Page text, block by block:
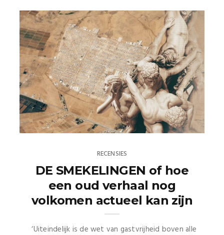
RECENSIES
DE SMEKELINGEN of hoe
een oud verhaal nog
volkomen actueel kan zijn
‘Uiteindelijk is de wet van gastvrijheid boven alle